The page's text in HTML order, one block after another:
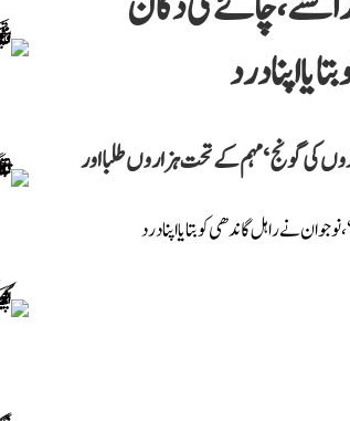
اپنا درد
کی گونج‘ مہم کے تحت ہزاروں طلبا اور